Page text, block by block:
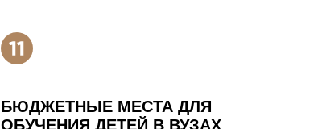
БЮДЖЕТНЫЕ МЕСТА ДЛЯ
ОБУЧЕНИЯ ДЕТЕЙ В ВУЗАХ